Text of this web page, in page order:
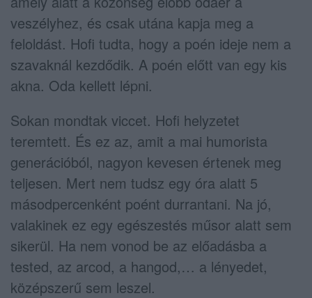
veszélyhez, és csak utána kapja meg a
feloldást. Hofi tudta, hogy a poén ideje nem a
szavaknál kezdődik. A poén előtt van egy kis
akna. Oda kellett lépni.
Sokan mondtak viccet. Hofi helyzetet
teremtett. És ez az, amit a mai humorista
generációból, nagyon kevesen értenek meg
teljesen. Mert nem tudsz egy óra alatt 5
másodpercenként poént durrantani. Na jó,
valakinek ez egy egészestés műsor alatt sem
sikerül. Ha nem vonod be az előadásba a
tested, az arcod, a hangod,… a lényedet,
középszerű sem leszel.